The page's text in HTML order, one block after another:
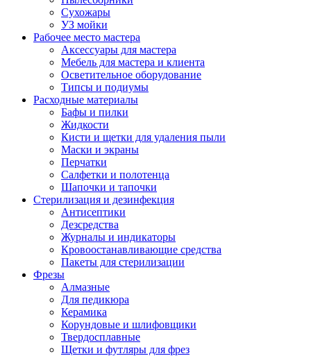
Сухожары
УЗ мойки
Рабочее место мастера
Аксессуары для мастера
Мебель для мастера и клиента
Осветительное оборудование
Типсы и подиумы
Расходные материалы
Бафы и пилки
Жидкости
Кисти и щетки для удаления пыли
Маски и экраны
Перчатки
Салфетки и полотенца
Шапочки и тапочки
Стерилизация и дезинфекция
Антисептики
Дезсредства
Журналы и индикаторы
Кровоостанавливающие средства
Пакеты для стерилизации
Фрезы
Алмазные
Для педикюра
Керамика
Корундовые и шлифовщики
Твердосплавные
Щетки и футляры для фрез